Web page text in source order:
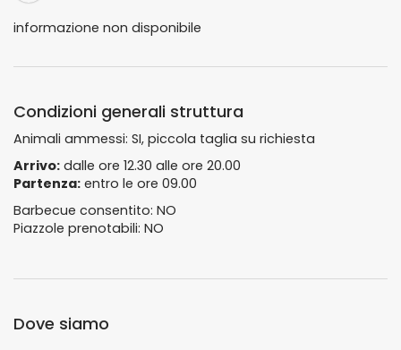
informazione non disponibile
Condizioni generali struttura
Animali ammessi: SI, piccola taglia su richiesta
Arrivo: dalle ore 12.30 alle ore 20.00
Partenza: entro le ore 09.00
Barbecue consentito: NO
Piazzole prenotabili: NO
Dove siamo